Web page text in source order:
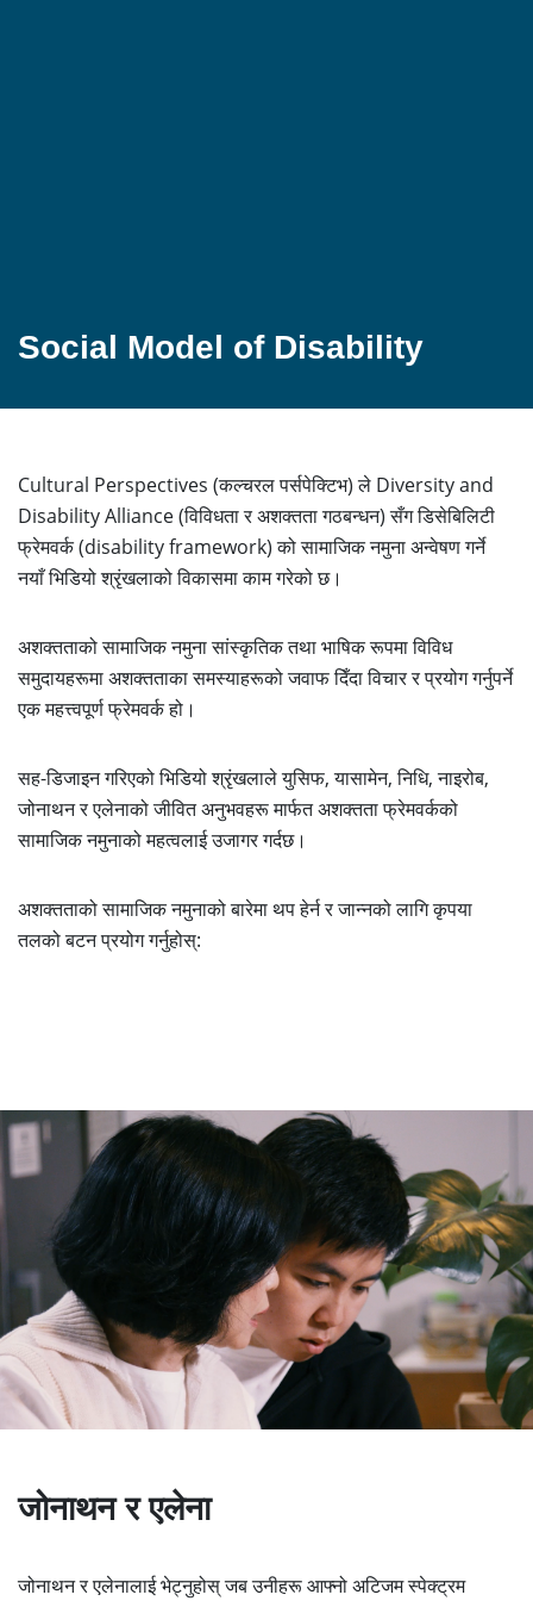
Social Model of Disability
Cultural Perspectives (कल्चरल पर्सपेक्टिभ) ले Diversity and
Disability Alliance (विविधता र अशक्तता गठबन्धन) सँग डिसेबिलिटी
फ्रेमवर्क (disability framework) को सामाजिक नमुना अन्वेषण गर्ने
नयाँ भिडियो श्रृंखलाको विकासमा काम गरेको छ।
अशक्तताको सामाजिक नमुना सांस्कृतिक तथा भाषिक रूपमा विविध
समुदायहरूमा अशक्तताका समस्याहरूको जवाफ दिँदा विचार र प्रयोग गर्नुपर्ने
एक महत्त्वपूर्ण फ्रेमवर्क हो।
सह-डिजाइन गरिएको भिडियो श्रृंखलाले युसिफ, यासामेन, निधि, नाइरोब,
जोनाथन र एलेनाको जीवित अनुभवहरू मार्फत अशक्तता फ्रेमवर्कको
सामाजिक नमुनाको महत्वलाई उजागर गर्दछ।
अशक्तताको सामाजिक नमुनाको बारेमा थप हेर्न र जान्नको लागि कृपया
तलको बटन प्रयोग गर्नुहोस्:
जोनाथन र एलेना
जोनाथन र एलेनालाई भेट्नुहोस् जब उनीहरू आफ्नो अटिजम स्पेक्ट्रम